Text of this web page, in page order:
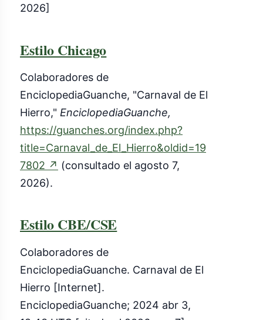
2026]
Estilo Chicago
Colaboradores de
EnciclopediaGuanche, "Carnaval de El
Hierro," EnciclopediaGuanche,
https://guanches.org/index.php?
title=Carnaval_de_El_Hierro&oldid=19
7802 ↗ (enlace
(consultado el agosto 7,
2026).
Estilo CBE/CSE
Colaboradores de
EnciclopediaGuanche. Carnaval de El
Hierro [Internet].
EnciclopediaGuanche; 2024 abr 3,